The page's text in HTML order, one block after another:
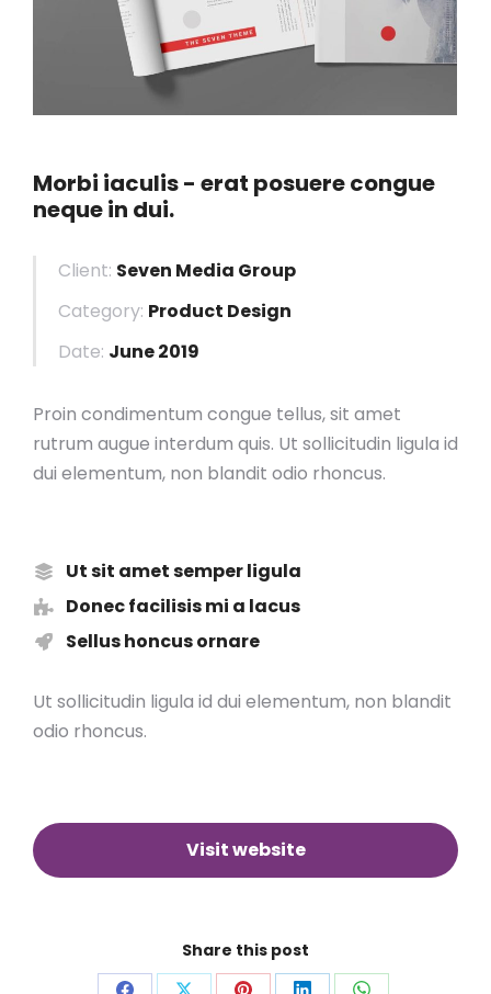
Morbi iaculis - erat posuere congue
neque in dui.
Client: Seven Media Group
Category: Product Design
Date: June 2019
Proin condimentum congue tellus, sit amet
rutrum augue interdum quis. Ut sollicitudin ligula id
dui elementum, non blandit odio rhoncus.
Ut sit amet semper ligula
Donec facilisis mi a lacus
Sellus honcus ornare
Ut sollicitudin ligula id dui elementum, non blandit
odio rhoncus.
Visit website
Share this post